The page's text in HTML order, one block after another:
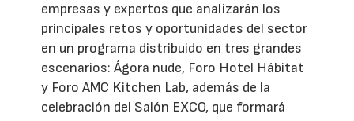
empresas y expertos que analizarán los
principales retos y oportunidades del sector
en un programa distribuido en tres grandes
escenarios: Ágora nude, Foro Hotel Hábitat
y Foro AMC Kitchen Lab, además de la
celebración del Salón EXCO, que formará